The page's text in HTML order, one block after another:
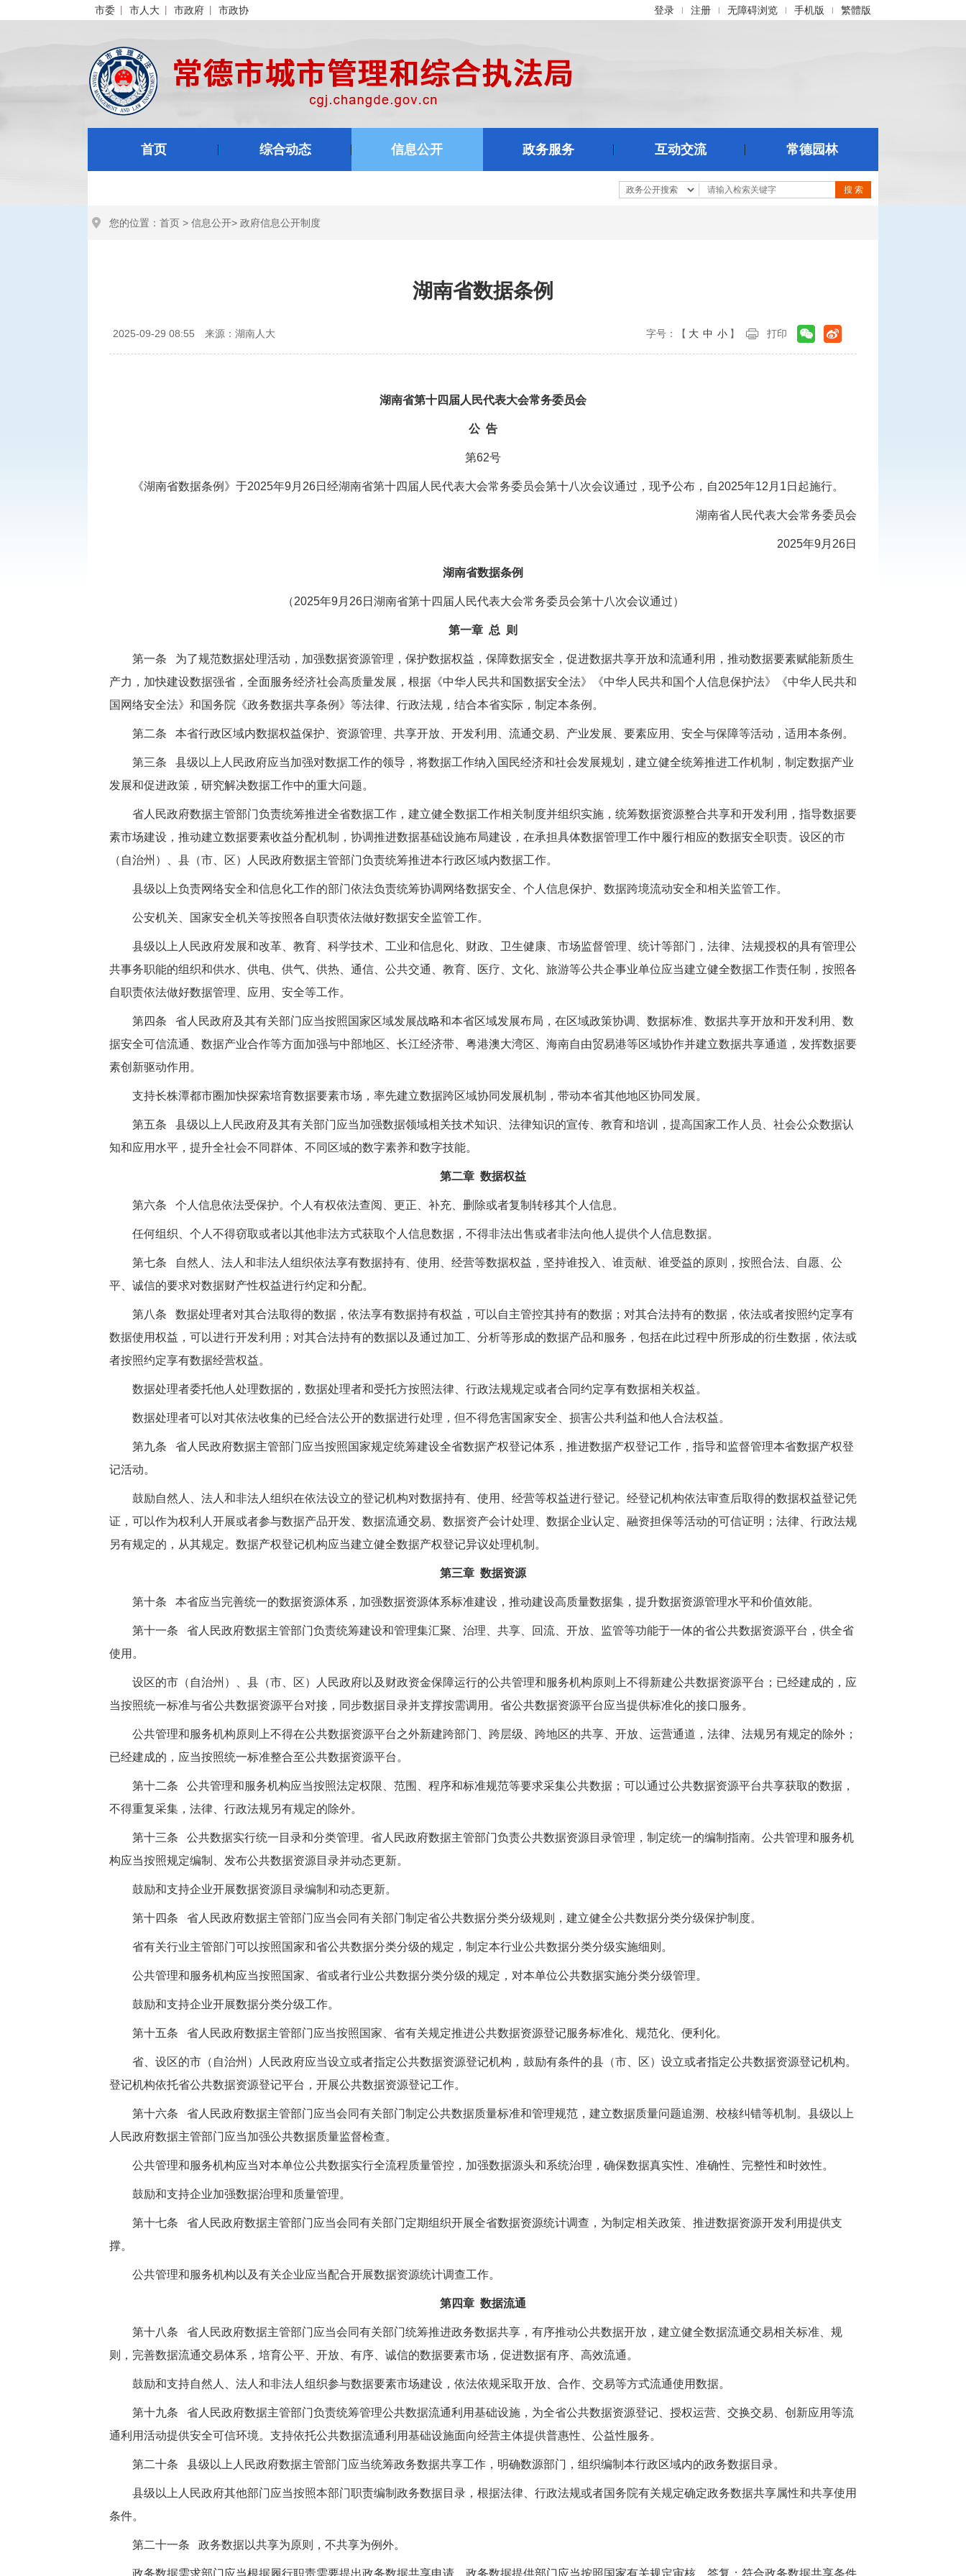
市委 市人大 市政府 市政协 登录 | 注册 | 无障碍浏览 | 手机版 | 繁體版
首页 综合动态 信息公开 政务服务 互动交流 常德园林
您的位置： 首页 > 信息公开> 政府信息公开制度
湖南省数据条例
2025-09-29 08:55 来源：湖南人大 字号：【 大 中 小 】 打印
湖南省第十四届人民代表大会常务委员会
公 告
第62号
《湖南省数据条例》于2025年9月26日经湖南省第十四届人民代表大会常务委员会第十八次会议通过，现予公布，自2025年12月1日起施行。
湖南省人民代表大会常务委员会
2025年9月26日
湖南省数据条例
（2025年9月26日湖南省第十四届人民代表大会常务委员会第十八次会议通过）
第一章 总 则
第一条 为了规范数据处理活动，加强数据资源管理，保护数据权益，保障数据安全，促进数据共享开放和流通利用，推动数据要素赋能新质生
产力，加快建设数据强省，全面服务经济社会高质量发展，根据《中华人民共和国数据安全法》《中华人民共和国个人信息保护法》《中华人民共和
国网络安全法》和国务院《政务数据共享条例》等法律、行政法规，结合本省实际，制定本条例。
第二条 本省行政区域内数据权益保护、资源管理、共享开放、开发利用、流通交易、产业发展、要素应用、安全与保障等活动，适用本条例。
第三条 县级以上人民政府应当加强对数据工作的领导，将数据工作纳入国民经济和社会发展规划，建立健全统筹推进工作机制，制定数据产业
发展和促进政策，研究解决数据工作中的重大问题。
省人民政府数据主管部门负责统筹推进全省数据工作，建立健全数据工作相关制度并组织实施，统筹数据资源整合共享和开发利用，指导数据要
素市场建设，推动建立数据要素收益分配机制，协调推进数据基础设施布局建设，在承担具体数据管理工作中履行相应的数据安全职责。设区的市
（自治州）、县（市、区）人民政府数据主管部门负责统筹推进本行政区域内数据工作。
县级以上负责网络安全和信息化工作的部门依法负责统筹协调网络数据安全、个人信息保护、数据跨境流动安全和相关监管工作。
公安机关、国家安全机关等按照各自职责依法做好数据安全监管工作。
县级以上人民政府发展和改革、教育、科学技术、工业和信息化、财政、卫生健康、市场监督管理、统计等部门，法律、法规授权的具有管理公
共事务职能的组织和供水、供电、供气、供热、通信、公共交通、教育、医疗、文化、旅游等公共企事业单位应当建立健全数据工作责任制，按照各
自职责依法做好数据管理、应用、安全等工作。
第四条 省人民政府及其有关部门应当按照国家区域发展战略和本省区域发展布局，在区域政策协调、数据标准、数据共享开放和开发利用、数
据安全可信流通、数据产业合作等方面加强与中部地区、长江经济带、粤港澳大湾区、海南自由贸易港等区域协作并建立数据共享通道，发挥数据要
素创新驱动作用。
支持长株潭都市圈加快探索培育数据要素市场，率先建立数据跨区域协同发展机制，带动本省其他地区协同发展。
第五条 县级以上人民政府及其有关部门应当加强数据领域相关技术知识、法律知识的宣传、教育和培训，提高国家工作人员、社会公众数据认
知和应用水平，提升全社会不同群体、不同区域的数字素养和数字技能。
第二章 数据权益
第六条 个人信息依法受保护。个人有权依法查阅、更正、补充、删除或者复制转移其个人信息。
任何组织、个人不得窃取或者以其他非法方式获取个人信息数据，不得非法出售或者非法向他人提供个人信息数据。
第七条 自然人、法人和非法人组织依法享有数据持有、使用、经营等数据权益，坚持谁投入、谁贡献、谁受益的原则，按照合法、自愿、公
平、诚信的要求对数据财产性权益进行约定和分配。
第八条 数据处理者对其合法取得的数据，依法享有数据持有权益，可以自主管控其持有的数据；对其合法持有的数据，依法或者按照约定享有
数据使用权益，可以进行开发利用；对其合法持有的数据以及通过加工、分析等形成的数据产品和服务，包括在此过程中所形成的衍生数据，依法或
者按照约定享有数据经营权益。
数据处理者委托他人处理数据的，数据处理者和受托方按照法律、行政法规规定或者合同约定享有数据相关权益。
数据处理者可以对其依法收集的已经合法公开的数据进行处理，但不得危害国家安全、损害公共利益和他人合法权益。
第九条 省人民政府数据主管部门应当按照国家规定统筹建设全省数据产权登记体系，推进数据产权登记工作，指导和监督管理本省数据产权登
记活动。
鼓励自然人、法人和非法人组织在依法设立的登记机构对数据持有、使用、经营等权益进行登记。经登记机构依法审查后取得的数据权益登记凭
证，可以作为权利人开展或者参与数据产品开发、数据流通交易、数据资产会计处理、数据企业认定、融资担保等活动的可信证明；法律、行政法规
另有规定的，从其规定。数据产权登记机构应当建立健全数据产权登记异议处理机制。
第三章 数据资源
第十条 本省应当完善统一的数据资源体系，加强数据资源体系标准建设，推动建设高质量数据集，提升数据资源管理水平和价值效能。
第十一条 省人民政府数据主管部门负责统筹建设和管理集汇聚、治理、共享、回流、开放、监管等功能于一体的省公共数据资源平台，供全省
使用。
设区的市（自治州）、县（市、区）人民政府以及财政资金保障运行的公共管理和服务机构原则上不得新建公共数据资源平台；已经建成的，应
当按照统一标准与省公共数据资源平台对接，同步数据目录并支撑按需调用。省公共数据资源平台应当提供标准化的接口服务。
公共管理和服务机构原则上不得在公共数据资源平台之外新建跨部门、跨层级、跨地区的共享、开放、运营通道，法律、法规另有规定的除外；
已经建成的，应当按照统一标准整合至公共数据资源平台。
第十二条 公共管理和服务机构应当按照法定权限、范围、程序和标准规范等要求采集公共数据；可以通过公共数据资源平台共享获取的数据，
不得重复采集，法律、行政法规另有规定的除外。
第十三条 公共数据实行统一目录和分类管理。省人民政府数据主管部门负责公共数据资源目录管理，制定统一的编制指南。公共管理和服务机
构应当按照规定编制、发布公共数据资源目录并动态更新。
鼓励和支持企业开展数据资源目录编制和动态更新。
第十四条 省人民政府数据主管部门应当会同有关部门制定省公共数据分类分级规则，建立健全公共数据分类分级保护制度。
省有关行业主管部门可以按照国家和省公共数据分类分级的规定，制定本行业公共数据分类分级实施细则。
公共管理和服务机构应当按照国家、省或者行业公共数据分类分级的规定，对本单位公共数据实施分类分级管理。
鼓励和支持企业开展数据分类分级工作。
第十五条 省人民政府数据主管部门应当按照国家、省有关规定推进公共数据资源登记服务标准化、规范化、便利化。
省、设区的市（自治州）人民政府应当设立或者指定公共数据资源登记机构，鼓励有条件的县（市、区）设立或者指定公共数据资源登记机构。
登记机构依托省公共数据资源登记平台，开展公共数据资源登记工作。
第十六条 省人民政府数据主管部门应当会同有关部门制定公共数据质量标准和管理规范，建立数据质量问题追溯、校核纠错等机制。县级以上
人民政府数据主管部门应当加强公共数据质量监督检查。
公共管理和服务机构应当对本单位公共数据实行全流程质量管控，加强数据源头和系统治理，确保数据真实性、准确性、完整性和时效性。
鼓励和支持企业加强数据治理和质量管理。
第十七条 省人民政府数据主管部门应当会同有关部门定期组织开展全省数据资源统计调查，为制定相关政策、推进数据资源开发利用提供支
撑。
公共管理和服务机构以及有关企业应当配合开展数据资源统计调查工作。
第四章 数据流通
第十八条 省人民政府数据主管部门应当会同有关部门统筹推进政务数据共享，有序推动公共数据开放，建立健全数据流通交易相关标准、规
则，完善数据流通交易体系，培育公平、开放、有序、诚信的数据要素市场，促进数据有序、高效流通。
鼓励和支持自然人、法人和非法人组织参与数据要素市场建设，依法依规采取开放、合作、交易等方式流通使用数据。
第十九条 省人民政府数据主管部门负责统筹管理公共数据流通利用基础设施，为全省公共数据资源登记、授权运营、交换交易、创新应用等流
通利用活动提供安全可信环境。支持依托公共数据流通利用基础设施面向经营主体提供普惠性、公益性服务。
第二十条 县级以上人民政府数据主管部门应当统筹政务数据共享工作，明确数源部门，组织编制本行政区域内的政务数据目录。
县级以上人民政府其他部门应当按照本部门职责编制政务数据目录，根据法律、行政法规或者国务院有关规定确定政务数据共享属性和共享使用
条件。
第二十一条 政务数据以共享为原则，不共享为例外。